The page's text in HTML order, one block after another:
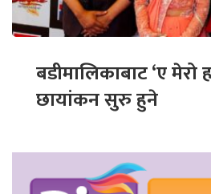
बडीमालिकाबाट ‘ए मेरो
छायांकन सुरु हुने